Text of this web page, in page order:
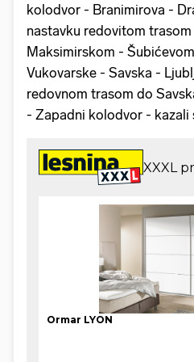
kolodvor - Branimirova -
nastavku redovitom
Maksimirskom -
Vukovarske - Savska -
redovnom trasom do
- Zapadni kolodvor - kazali